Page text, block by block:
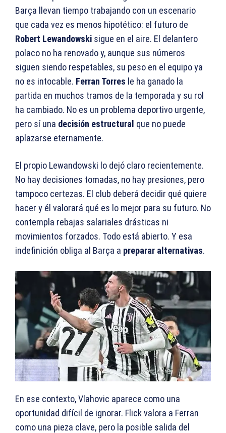
Barça llevan tiempo trabajando con un escenario
que cada vez es menos hipotético: el futuro de
Robert Lewandowski sigue en el aire. El delantero
polaco no ha renovado y, aunque sus números
siguen siendo respetables, su peso en el equipo ya
no es intocable. Ferran Torres le ha ganado la
partida en muchos tramos de la temporada y su rol
ha cambiado. No es un problema deportivo urgente,
pero sí una decisión estructural que no puede
aplazarse eternamente.
El propio Lewandowski lo dejó claro recientemente.
No hay decisiones tomadas, no hay presiones, pero
tampoco certezas. El club deberá decidir qué quiere
hacer y él valorará qué es lo mejor para su futuro. No
contempla rebajas salariales drásticas ni
movimientos forzados. Todo está abierto. Y esa
indefinición obliga al Barça a preparar alternativas.
En ese contexto, Vlahovic aparece como una
oportunidad difícil de ignorar. Flick valora a Ferran
como una pieza clave, pero la posible salida del